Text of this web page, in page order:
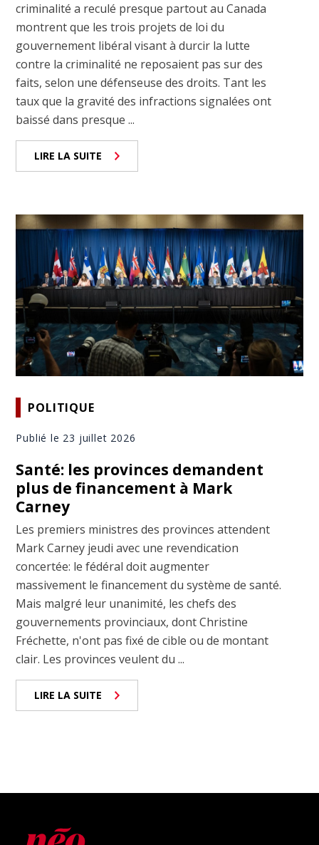
criminalité a reculé presque partout au Canada
montrent que les trois projets de loi du
gouvernement libéral visant à durcir la lutte
contre la criminalité ne reposaient pas sur des
faits, selon une défenseuse des droits. Tant les
taux que la gravité des infractions signalées ont
baissé dans presque ...
LIRE LA SUITE
POLITIQUE
Publié le 23 juillet 2026
Santé: les provinces demandent
plus de financement à Mark
Carney
Les premiers ministres des provinces attendent
Mark Carney jeudi avec une revendication
concertée: le fédéral doit augmenter
massivement le financement du système de santé.
Mais malgré leur unanimité, les chefs des
gouvernements provinciaux, dont Christine
Fréchette, n'ont pas fixé de cible ou de montant
clair. Les provinces veulent du ...
LIRE LA SUITE